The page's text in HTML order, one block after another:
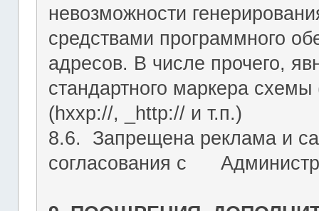
невозможности
средствами программного
адресов. В числе прочего,
стандартного маркера
(hxxp://, _http:// и т.п.)
8.6. Запрещена реклама и
согласования с